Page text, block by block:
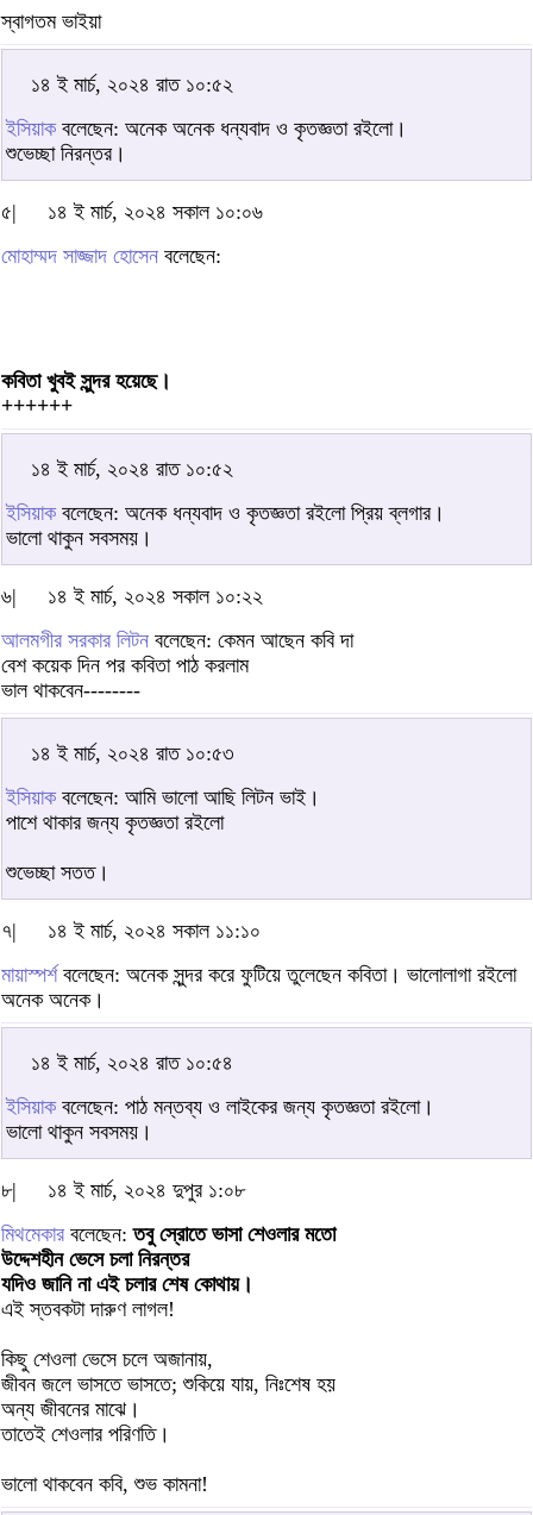
স্বাগতম ভাইয়া
১৪ ই মার্চ, ২০২৪ রাত ১০:৫২
ইসিয়াকবলেছেন: অনেক অনেক ধন্যবাদ ও কৃতজ্ঞতা রইলো।
শুভেচ্ছা নিরন্তর।
৫|
১৪ ই মার্চ, ২০২৪ সকাল ১০:০৬
মোহাম্মদ সাজ্জাদ হোসেন বলেছেন:
কবিতা খুবই সুন্দর হয়েছে।
++++++
১৪ ই মার্চ, ২০২৪ রাত ১০:৫২
ইসিয়াকবলেছেন: অনেক ধন্যবাদ ও কৃতজ্ঞতা রইলো প্রিয় ব্লগার।
ভালো থাকুন সবসময়।
৬|
১৪ ই মার্চ, ২০২৪ সকাল ১০:২২
আলমগীর সরকার লিটন বলেছেন: কেমন আছেন কবি দা
বেশ কয়েক দিন পর কবিতা পাঠ করলাম
ভাল থাকবেন--------
১৪ ই মার্চ, ২০২৪ রাত ১০:৫৩
ইসিয়াকবলেছেন: আমি ভালো আছি লিটন ভাই।
পাশে থাকার জন্য কৃতজ্ঞতা রইলো
শুভেচ্ছা সতত।
৭|
১৪ ই মার্চ, ২০২৪ সকাল ১১:১০
মায়াস্পর্শবলেছেন: অনেক সুন্দর করে ফুটিয়ে তুলেছেন কবিতা। ভালোলাগা রইলো
অনেক অনেক।
১৪ ই মার্চ, ২০২৪ রাত ১০:৫৪
ইসিয়াকবলেছেন: পাঠ মন্তব্য ও লাইকের জন্য কৃতজ্ঞতা রইলো।
ভালো থাকুন সবসময়।
৮|
১৪ ই মার্চ, ২০২৪ দুপুর ১:০৮
মিথমেকার বলেছেন:তবু স্রোতে ভাসা শেওলার মতো
উদ্দেশহীন ভেসে চলা নিরন্তর
যদিও জানি না এই চলার শেষ কোথায়।
এই স্তবকটা দারুণ লাগল!
কিছু শেওলা ভেসে চলে অজানায়,
জীবন জলে ভাসতে ভাসতে; শুকিয়ে যায়, নিঃশেষ হয়
অন্য জীবনের মাঝে।
তাতেই শেওলার পরিণতি।
ভালো থাকবেন কবি, শুভ কামনা!